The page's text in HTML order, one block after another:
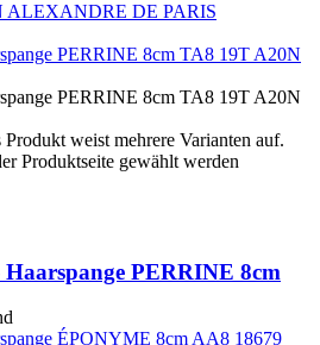
DE PARIS
Produkt weist mehrere Varianten auf.
Produktseite gewählt werden
PERRINE 8cm